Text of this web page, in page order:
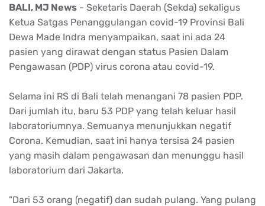
BALI, MJ News - Seketaris Daerah (Sekda) sekaligus
Ketua Satgas Penanggulangan covid-19 Provinsi Bali
Dewa Made Indra menyampaikan, saat ini ada 24
pasien yang dirawat dengan status Pasien Dalam
Pengawasan (PDP) virus corona atau covid-19.
Selama ini RS di Bali telah menangani 78 pasien PDP.
Dari jumlah itu, baru 53 PDP yang telah keluar hasil
laboratoriumnya. Semuanya menunjukkan negatif
Corona. Kemudian, saat ini hanya tersisa 24 pasien
yang masih dalam pengawasan dan menunggu hasil
laboratorium dari Jakarta.
"Dari 53 orang (negatif) dan sudah pulang. Yang pulang